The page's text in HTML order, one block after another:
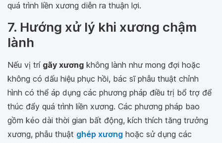
quá trình liền xương diễn ra thuận lợi.
7. Hướng xử lý khi xương chậm
lành
Nếu vị trí gãy xương không lành như mong đợi hoặc
không có dấu hiệu phục hồi, bác sĩ phẫu thuật chỉnh
hình có thể áp dụng các phương pháp điều trị bổ trợ để
thúc đẩy quá trình liền xương. Các phương pháp bao
gồm kéo dài thời gian bất động, kích thích tăng trưởng
xương, phẫu thuật ghép xương hoặc sử dụng các